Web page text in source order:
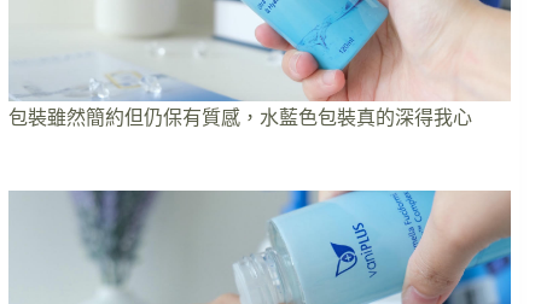
包裝雖然簡約但仍保有質感，水藍色包裝真的深得我心